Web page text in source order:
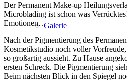
Galerie
Der Permanent Make-up
Microblading ist schon was
Emotionen…
Nach der Pigmentierung des
Kosmetikstudio noch voller
so großartig aussieht. Zu Hause
ersten Schreck. Die Pigmentierung
Beim nächsten Blick in den Spiegel